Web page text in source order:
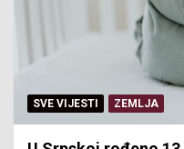
SVE VIJESTI ZEMLJA